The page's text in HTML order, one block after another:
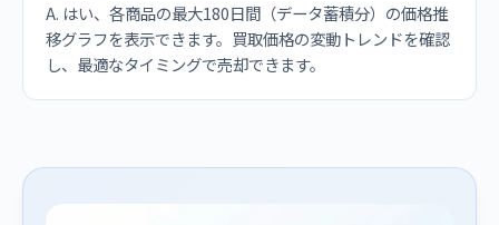
A. はい、各商品の最大180日間（データ蓄積分）の価格推
移グラフを表示できます。買取価格の変動トレンドを確認
し、最適なタイミングで売却できます。